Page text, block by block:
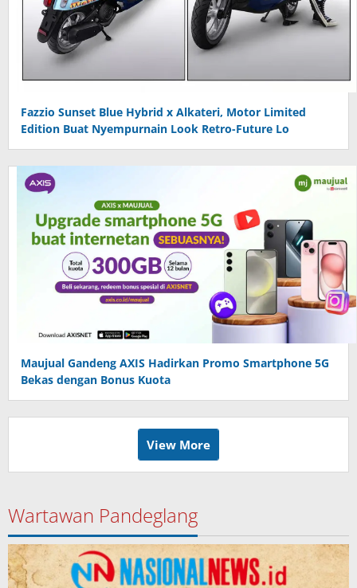
Fazzio Sunset Blue Hybrid x Alkateri, Motor Limited
Edition Buat Nyempurnain Look Retro-Future Lo
Maujual Gandeng AXIS Hadirkan Promo Smartphone 5G
Bekas dengan Bonus Kuota
View More
Wartawan Pandeglang